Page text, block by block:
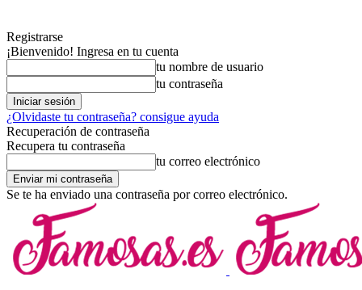
Registrarse
¡Bienvenido! Ingresa en tu cuenta
tu nombre de usuario
tu contraseña
¿Olvidaste tu contraseña? consigue ayuda
Recuperación de contraseña
Recupera tu contraseña
tu correo electrónico
Se te ha enviado una contraseña por correo electrónico.